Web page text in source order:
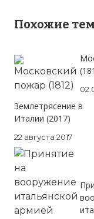
Похожие
Землетрясение в
Италии (2017)
22 августа 2017
Имя: